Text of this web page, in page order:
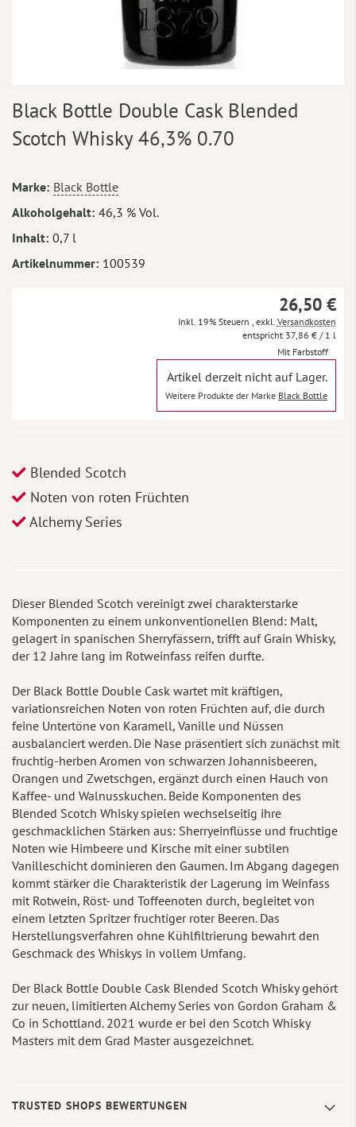
Anfang
der
Bildergalerie
Black Bottle Double Cask Blended
Scotch Whisky 46,3% 0.70
Mehr
Informationen
Marke Black Bottle
Alkoholgehalt 46,3 % Vol.
Inhalt 0,7 l
Artikelnummer 100539
26,50 €
Inkl. 19% Steuern exkl. Versandkosten
37,86 € / 1 l
Mit Farbstoff
Artikel derzeit nicht auf Lager.
Weitere Produkte der Marke Black Bottle
Blended Scotch
Noten von roten Früchten
Alchemy Series
Dieser Blended Scotch vereinigt zwei charakterstarke
Komponenten zu einem unkonventionellen Blend: Malt,
gelagert in spanischen Sherryfässern, trifft auf Grain Whisky,
der 12 Jahre lang im Rotweinfass reifen durfte.
Der Black Bottle Double Cask wartet mit kräftigen,
variationsreichen Noten von roten Früchten auf, die durch
feine Untertöne von Karamell, Vanille und Nüssen
ausbalanciert werden. Die Nase präsentiert sich zunächst mit
fruchtig-herben Aromen von schwarzen Johannisbeeren,
Orangen und Zwetschgen, ergänzt durch einen Hauch von
Kaffee- und Walnusskuchen. Beide Komponenten des
Blended Scotch Whisky spielen wechselseitig ihre
geschmacklichen Stärken aus: Sherryeinflüsse und fruchtige
Noten wie Himbeere und Kirsche mit einer subtilen
Vanilleschicht dominieren den Gaumen. Im Abgang dagegen
kommt stärker die Charakteristik der Lagerung im Weinfass
mit Rotwein, Röst- und Toffeenoten durch, begleitet von
einem letzten Spritzer fruchtiger roter Beeren. Das
Herstellungsverfahren ohne Kühlfiltrierung bewahrt den
Geschmack des Whiskys in vollem Umfang.
Der Black Bottle Double Cask Blended Scotch Whisky gehört
zur neuen, limitierten Alchemy Series von Gordon Graham &
Co in Schottland. 2021 wurde er bei den Scotch Whisky
Masters mit dem Grad Master ausgezeichnet.
TRUSTED SHOPS BEWERTUNGEN